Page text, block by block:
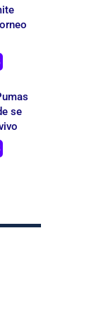
se